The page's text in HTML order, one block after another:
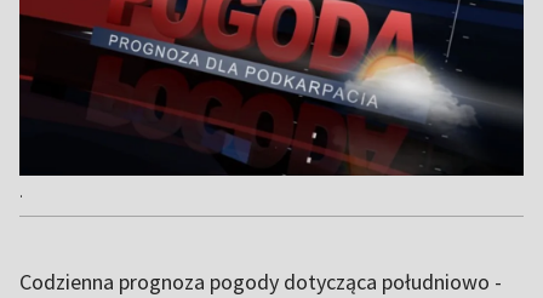
.
Codzienna prognoza pogody dotycząca południowo -